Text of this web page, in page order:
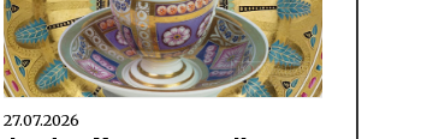
27.07.2026